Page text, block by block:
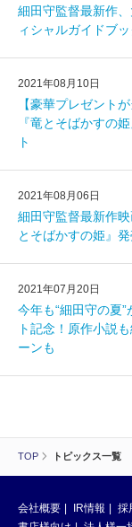
TOP トピックス一覧
細田守監督最新作
ィシャルガイドブ
2021年08月10日
【豪華プレゼント
『竜とそばかすの
ト
2021年08月06日
細田守監督最新作
とそばかすの姫』発
2021年07月20日
今年も“細田守の夏
ト記念！原作小説
ーンも
会社概要 IR情報 採